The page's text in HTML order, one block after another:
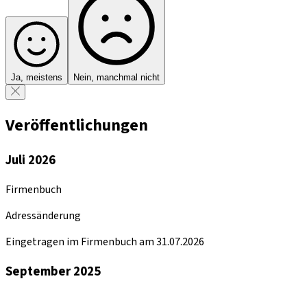
Ja, meistens Nein, manchmal nicht
Veröffentlichungen
Juli 2026
Firmenbuch
Adressänderung
Eingetragen im Firmenbuch am 31.07.2026
September 2025